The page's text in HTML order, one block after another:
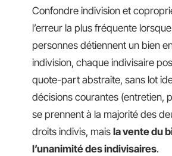
Confondre indivision et
l’erreur la plus fréquente
personnes détiennent un bien
indivision, chaque indivisaire
quote-part abstraite, sans lot
décisions courantes (entretien,
se prennent à la majorité des
droits indivis, mais la vente du
l’unanimité des indivisaires.